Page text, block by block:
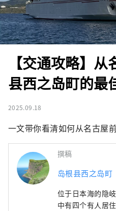
【交通攻略】
县西之岛町的最
2025.09.18
一文带你看清如何从名古屋
撰稿
岛根县西之岛町
位于日本海的隐
中有四个有人居